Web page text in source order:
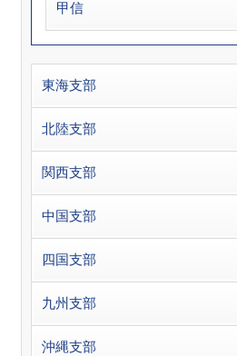
甲信
東海支部
北陸支部
関西支部
中国支部
四国支部
九州支部
沖縄支部